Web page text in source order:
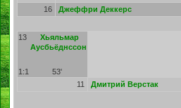
16
Джеффри Деккерс
13
Хьяльмар
Аусбьёднссон
1:1
53'
11
Дмитрий Верстак